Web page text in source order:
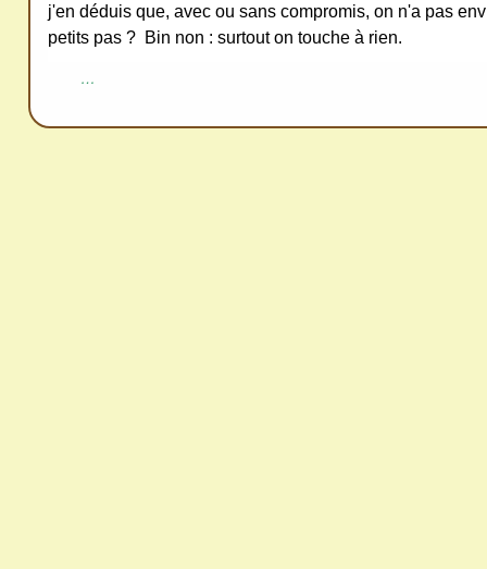
j'en déduis que, avec ou sans compromis, on n'a pas
petits pas ? Bin non : surtout on touche à rien.
…